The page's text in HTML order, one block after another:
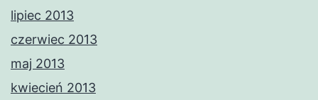
lipiec 2013
czerwiec 2013
maj 2013
kwiecień 2013